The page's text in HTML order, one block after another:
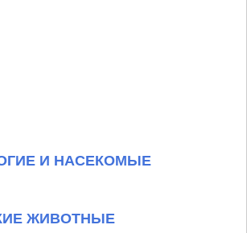
И НАСЕКОМЫЕ
ЖИВОТНЫЕ